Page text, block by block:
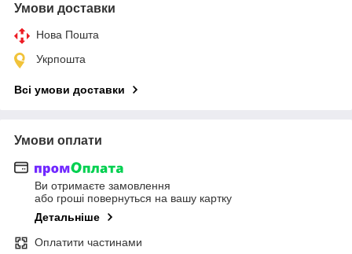
Умови доставки
Нова Пошта
Укрпошта
Всі умови доставки
Умови оплати
Ви отримаєте замовлення
або гроші повернуться на вашу картку
Детальніше
Оплатити частинами